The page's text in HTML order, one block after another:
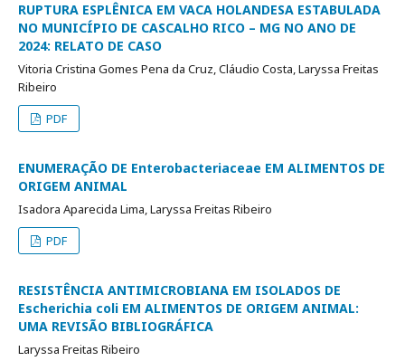
RUPTURA ESPLÊNICA EM VACA HOLANDESA ESTABULADA
NO MUNICÍPIO DE CASCALHO RICO – MG NO ANO DE
2024: RELATO DE CASO
Vitoria Cristina Gomes Pena da Cruz, Cláudio Costa, Laryssa Freitas
Ribeiro
PDF
ENUMERAÇÃO DE Enterobacteriaceae EM ALIMENTOS DE
ORIGEM ANIMAL
Isadora Aparecida Lima, Laryssa Freitas Ribeiro
PDF
RESISTÊNCIA ANTIMICROBIANA EM ISOLADOS DE
Escherichia coli EM ALIMENTOS DE ORIGEM ANIMAL:
UMA REVISÃO BIBLIOGRÁFICA
Laryssa Freitas Ribeiro